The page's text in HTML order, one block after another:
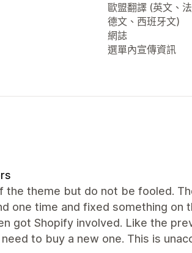
歐盟翻譯 (英文、
德文、西班牙文)
網誌
選單內宣傳資訊
the theme but do not be fooled.
one time and fixed something
got Shopify involved. Like the
to buy a new one. This is